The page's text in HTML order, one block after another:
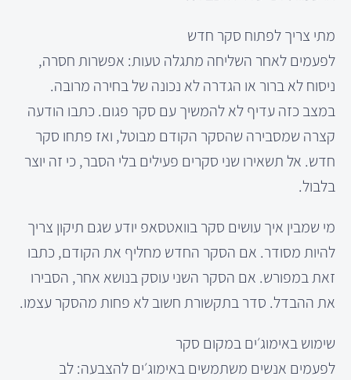
מתי צריך לפתוח סקר חדש
לפעמים לאחר השליחה מתגלה טעות: אפשרות חסרה,
ניסוח לא ברור או הגדרה לא נכונה של בחירה מרובה.
במצב כזה עדיף לא להמשיך עם סקר פגום. כתבו הודעה
קצרה שמסבירה שהסקר הקודם מבוטל, ואז פתחו סקר
חדש. אל תשאירו שני סקרים פעילים בלי הסבר, כי זה יוצר
בלבול.
מי שמבין איך עושים סקר בוואטסאפ יודע שגם תיקון צריך
להיות מסודר. אם הסקר החדש מחליף את הקודם, כתבו
זאת במפורש. אם הסקר השני עוסק בנושא אחר, הסבירו
את ההבדל. סדר בתקשורת חשוב לא פחות מהסקר עצמו.
שימוש באימוג׳ים במקום סקר
לפעמים אנשים משתמשים באימוג׳ים להצבעה: לב